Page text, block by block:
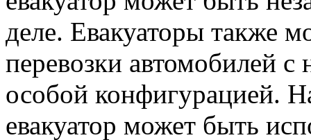
деле. Евакуаторы также
перевозки автомобилей
особой конфигурацией.
евакуатор может быть